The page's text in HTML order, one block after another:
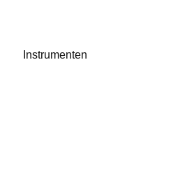
Instrumenten